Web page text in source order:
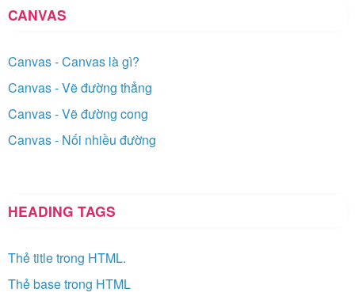
CANVAS
Canvas - Canvas là gì?
Canvas - Vẽ đường thẳng
Canvas - Vẽ đường cong
Canvas - Nối nhiều đường
HEADING TAGS
Thẻ title trong HTML.
Thẻ base trong HTML